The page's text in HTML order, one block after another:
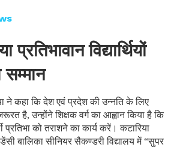
विद्यार्थियों
सम्मान
ने कहा कि देश एवं प्रदेश की उन्नति के लिए
है, उन्होंने शिक्षक वर्ग का आह्वान किया है कि
प्रतिभा को तराशने का कार्य करें। कटारिया
बालिका सीनियर सैकण्डरी विद्यालय में “सुपर